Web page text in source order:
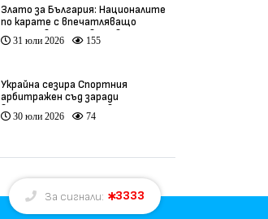
Злато за България: Националите
по карате с впечатляващо
представяне на Световното
(видео)
31 юли 2026 155
Украйна сезира Спортния
арбитражен съд заради
връщането на Русия в
олимпийското движение
30 юли 2026 74
За сигнали: 3333